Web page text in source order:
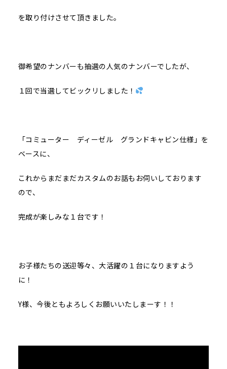
を取り付けさせて頂きました。
御希望のナンバーも抽選の人気のナンバーでしたが、
１回で当選してビックリしました！
「コミューター ディーゼル グランドキャビン仕様」を
ベースに、
これからまだまだカスタムのお話もお伺いしております
ので、
完成が楽しみな１台です！
お子様たちの送迎等々、大活躍の１台になりますよう
に！
Y様、今後ともよろしくお願いいたしまーす！！